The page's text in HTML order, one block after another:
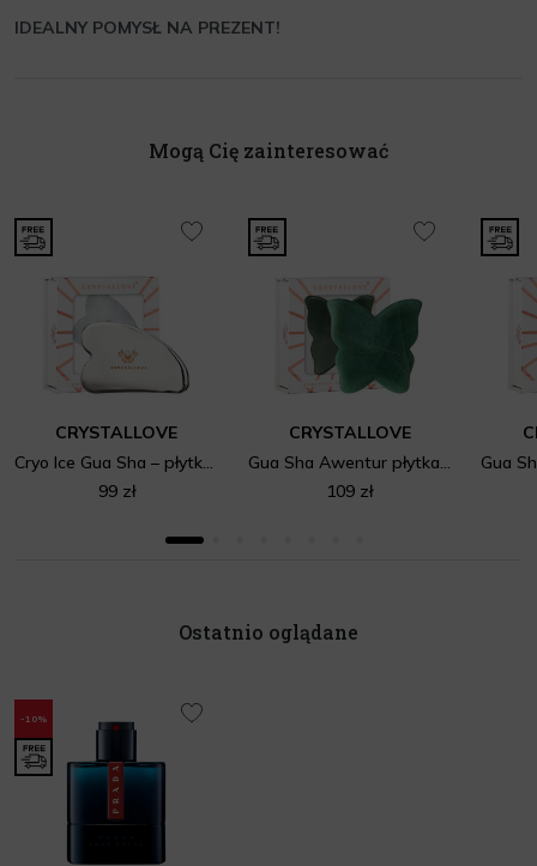
IDEALNY POMYSŁ NA PREZENT!
Mogą Cię zainteresować
CRYSTALLOVE
Cryo Ice Gua Sha – płytka do masażu twarzy gua sha ze stali nierdzewnej
99 zł
CRYSTALLOVE
Gua Sha Awentur płytka do masażu twarzy
109 zł
Ostatnio oglądane
-10%